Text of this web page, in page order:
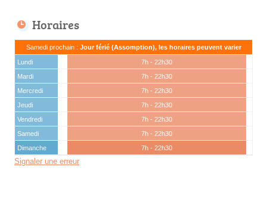
Horaires
Samedi prochain : Jour férié (Assomption), les horaires peuvent varier
Lundi
7h - 22h30
Mardi
7h - 22h30
Mercredi
7h - 22h30
Jeudi
7h - 22h30
Vendredi
7h - 22h30
Samedi
7h - 22h30
Dimanche
7h - 22h30
Signaler une erreur